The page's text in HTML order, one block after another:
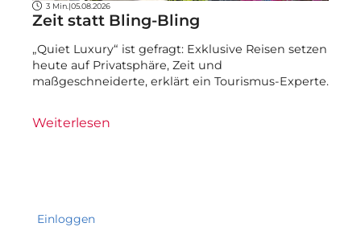
3 Min. |05.08.2026
Zeit statt Bling-Bling
„Quiet Luxury“ ist gefragt: Exklusive Reisen setzen
heute auf Privatsphäre, Zeit und
maßgeschneiderte, erklärt ein Tourismus-Experte.
Weiterlesen
Einloggen